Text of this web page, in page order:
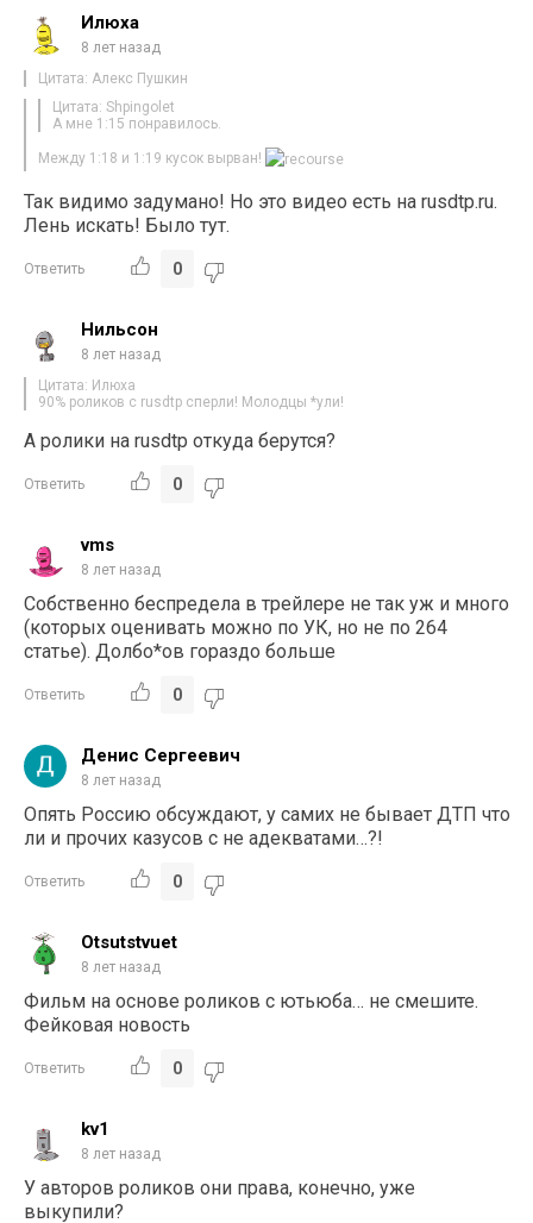
Илюха
8 лет назад
Цитата: Алекс Пушкин
Цитата: Shpingolet
А мне 1:15 понравилось.
Между 1:18 и 1:19 кусок вырван!
Так видимо задумано! Но это видео есть на rusdtp.ru.
Лень искать! Было тут.
Ответить 0
Нильсон
8 лет назад
Цитата: Илюха
90% роликов с rusdtp сперли! Молодцы *ули!
А ролики на rusdtp откуда берутся?
Ответить 0
vms
8 лет назад
Собственно беспредела в трейлере не так уж и много
(которых оценивать можно по УК, но не по 264
статье). Долбо*ов гораздо больше
Ответить 0
Денис Сергеевич
8 лет назад
Опять Россию обсуждают, у самих не бывает ДТП что
ли и прочих казусов с не адекватами…?!
Ответить 0
Otsutstvuet
8 лет назад
Фильм на основе роликов с ютьюба… не смешите.
Фейковая новость
Ответить 0
kv1
8 лет назад
У авторов роликов они права, конечно, уже
выкупили?